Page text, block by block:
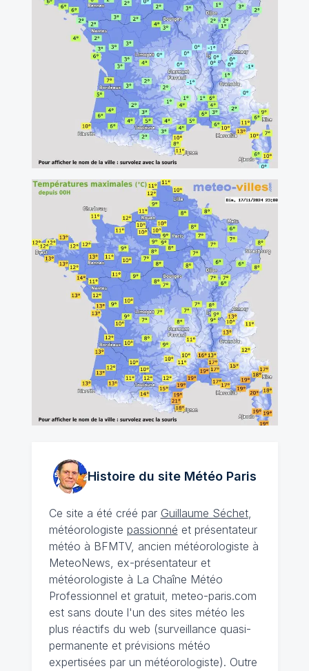
Histoire du site MétéoParis
Ce site a été créé par Guillaume Séchet,
météorologiste passionné et présentateur
météo à BFMTV, ancien météorologiste à
MeteoNews, ex-présentateur et
météorologiste à La Chaîne Météo
Professionnel et gratuit, meteo-paris.com
est sans doute l'un des sites météo les
plus réactifs du web (surveillance quasi-
permanente et prévisions météo
expertisées par un météorologiste). Outre